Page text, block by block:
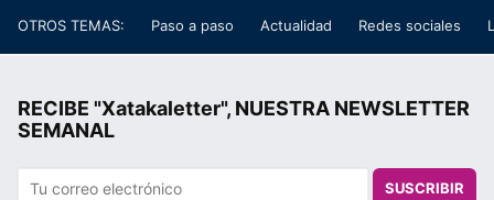
OTROS TEMAS: Paso a paso Actualidad Redes sociales
RECIBE "Xatakaletter", NUESTRA NEWSLETTER
SEMANAL
SUSCRIBIR